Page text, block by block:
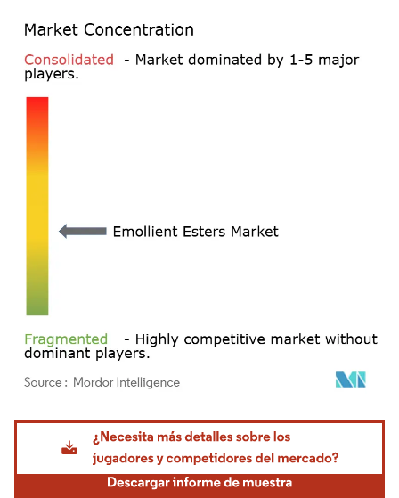
Imagen © Mordor Intelligence. El uso requiere atribución según CC BY 4.0.